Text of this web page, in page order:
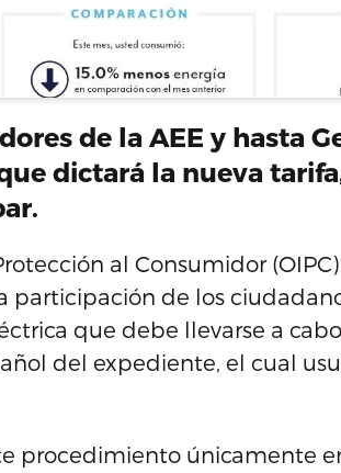
de la AEE y hasta
dictará la nueva
al Consumidor
participación de los
que debe llevarse a
del expediente, el cual
procedimiento únicamente